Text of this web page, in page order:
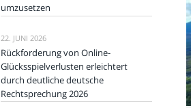
umzusetzen
22. JUNI 2026
Rückforderung von Online-
Glücksspielverlusten erleichtert
durch deutliche deutsche
Rechtsprechung 2026